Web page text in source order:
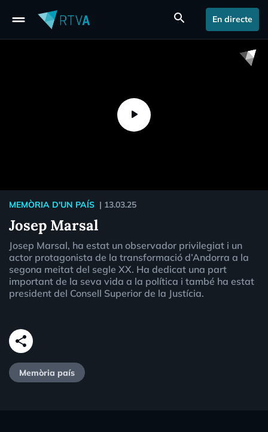
drag_handle search En directe
MEMÒRIA D'UN PAÍS | 13.03.25
Josep Marsal
Josep Marsal, ha estat un observador privilegiat i un
actor protagonista de la transformació d’Andorra a la
segona meitat del segle XX. Ha dedicat una part
important de la seva vida a la política i també ha estat
president del Consell Superior de la Justícia.
share
Memòria país